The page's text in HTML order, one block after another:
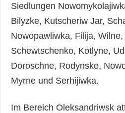
Siedlungen
Bilyzke, Kutscheriw Jar,
Nowopawliwka, Filija,
Schewtschenko, Kotlyne,
Doroschne, Rodynske,
Myrne und Serhijiwka.
Im Bereich Oleksandriwsk